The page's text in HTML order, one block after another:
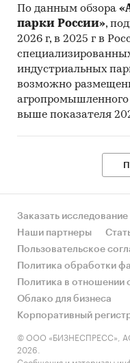
2020 г. – *** млрд.
могут достичь
говорит о
В данный сегмент
показатели, как
извещателей (и
сигнализаций),
систем
предоставления
При этом
более чем на ***%
сделанном для РБК.
составлял всего
2020 года
долл. без учета
Тем не менее, как
По данным обзора
парки России»,
2026 г, в 2025 г в
индустриальных
возможно
выше показателя
Заказать исследование
Наши партнеры
Пользовательское
Политика обработки
Политика в
Облако для бизнеса
Корпоративный
© ООО «БИЗНЕСПРЕСС»,
2026.